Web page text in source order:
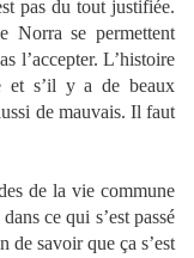
pas du tout justifiée.
Norra se permettent
l’accepter. L’histoire
et s’il y a de beaux
de mauvais. Il faut
de la vie commune
ce qui s’est passé
de savoir que ça s’est